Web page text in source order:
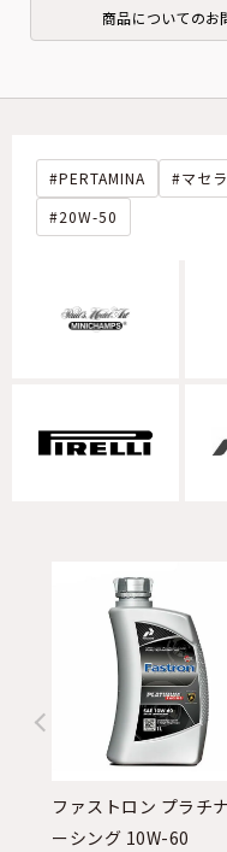
商品についてのお
PERTAMINA マセ
20W-50
ファストロン プラチ
ーシング 10W-60